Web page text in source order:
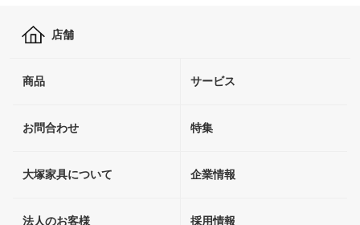
店舗
商品 サービス
お問合わせ 特集
大塚家具について 企業情報
法人のお客様 採用情報